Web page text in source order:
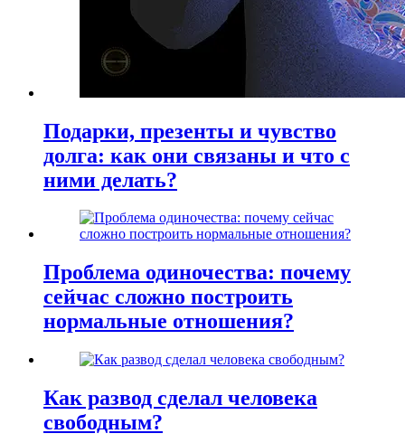
Подарки, презенты и чувство
долга: как они связаны и что с
ними делать?
Проблема одиночества: почему
сейчас сложно построить
нормальные отношения?
Как развод сделал человека
свободным?